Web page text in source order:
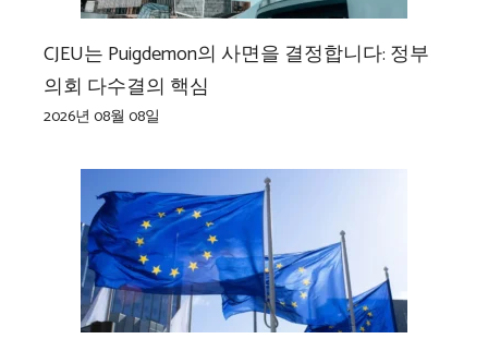
CJEU는 Puigdemon의 사면을 결정합니다: 정부
의회 다수결의 핵심
2026년 08월 08일